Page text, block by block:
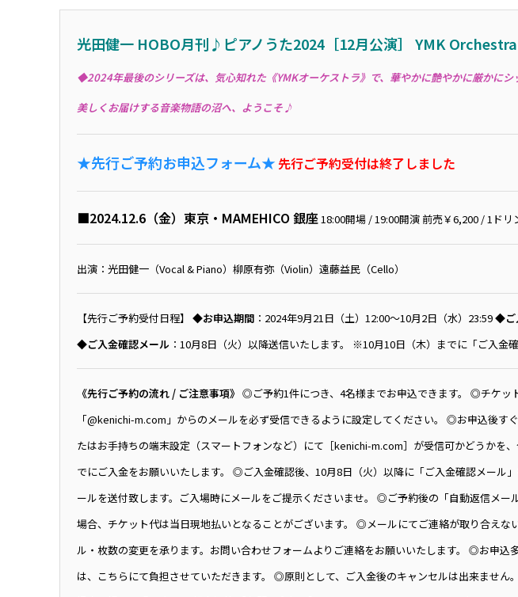
光田健一 HOBO月刊♪ピアノうた2024［12月公演］ YMK Orchestra
◆2024年最後のシリーズは、気心知れた《YMKオーケストラ》で、華やかに艶やかに厳か
美しくお届けする音楽物語の沼へ、ようこそ♪
★先行ご予約お申込フォーム★ 先行ご予約受付は終了しました
■2024.12.6（金）東京・MAMEHICO 銀座18:00開場 / 19:00開演 前売￥6,200 / 1ド
出演：光田健一（Vocal & Piano）柳原有弥（Violin）遠藤益民（Cello）
【先行ご予約受付日程】 ◆お申込期間：2024年9月21日（土）12:00〜10月2日（水）23:59◆ご
◆ご入金確認メール ：10月8日（火）以降送信いたします。 ※10月10日（木）までに「ご入金
《先行ご予約の流れ / ご注意事項》 ◎ご予約1件につき、4名様までお申込できます。 ◎チケッ
「@kenichi-m.com」からのメールを必ず受信できるように設定してください。 ◎お申込後
たはお手持ちの端末設定（スマートフォンなど）にて［kenichi-m.com］が受信可かどうか
でにご入金をお願いいたします。 ◎ご入金確認後、10月8日（火）以降に「ご入金確認メー
ールを送付致します。ご入場時にメールをご提示くださいませ。 ◎ご予約後の「自動返信メ
場合、チケット代は当日現地払いとなることがございます。 ◎メールにてご連絡が取り合え
ル・枚数の変更を承ります。お問い合わせフォームよりご連絡をお願いいたします。 ◎お申
は、こちらにて負担させていただきます。 ◎原則として、ご入金後のキャンセルは出来ませ